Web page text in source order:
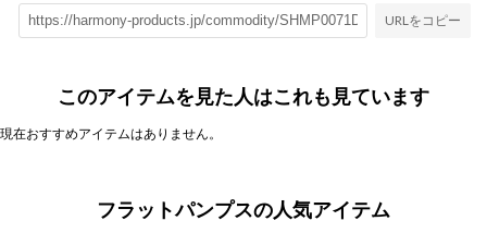
URLをコピー
このアイテムを見た人はこれも見ています
現在おすすめアイテムはありません。
フラットパンプスの人気アイテム